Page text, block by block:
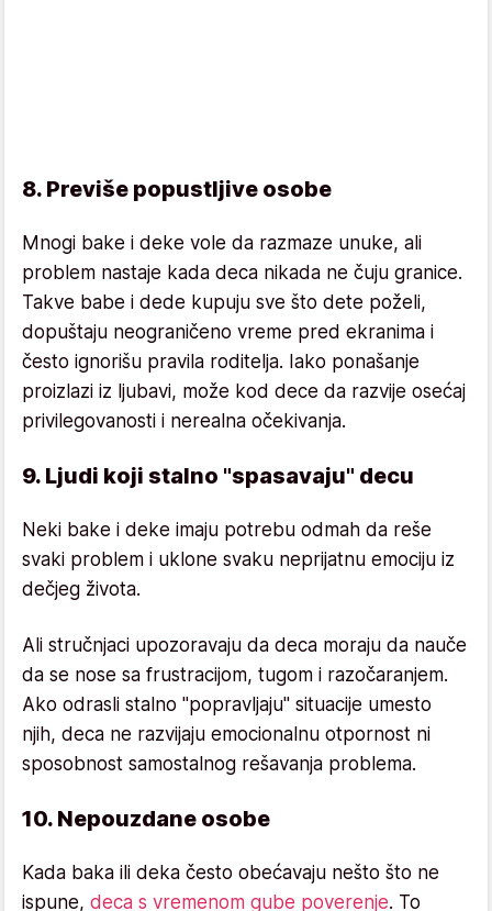
8. Previše popustljive osobe
Mnogi bake i deke vole da razmaze unuke, ali
problem nastaje kada deca nikada ne čuju granice.
Takve babe i dede kupuju sve što dete poželi,
dopuštaju neograničeno vreme pred ekranima i
često ignorišu pravila roditelja. Iako ponašanje
proizlazi iz ljubavi, može kod dece da razvije osećaj
privilegovanosti i nerealna očekivanja.
9. Ljudi koji stalno "spasavaju" decu
Neki bake i deke imaju potrebu odmah da reše
svaki problem i uklone svaku neprijatnu emociju iz
dečjeg života.
Ali stručnjaci upozoravaju da deca moraju da nauče
da se nose sa frustracijom, tugom i razočaranjem.
Ako odrasli stalno "popravljaju" situacije umesto
njih, deca ne razvijaju emocionalnu otpornost ni
sposobnost samostalnog rešavanja problema.
10. Nepouzdane osobe
Kada baka ili deka često obećavaju nešto što ne
ispune, deca s vremenom gube poverenje. To